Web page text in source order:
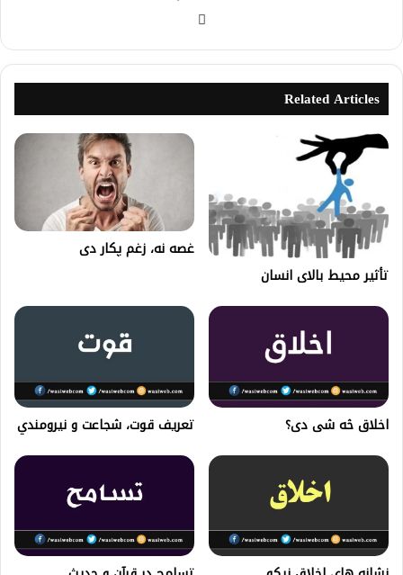
Related Articles
تأثير محيط بالای انسان
غصه نه، زغم پکار دی
اخلاق څه شی دی؟ تعریف قوت، شجاعت و نيرومندي